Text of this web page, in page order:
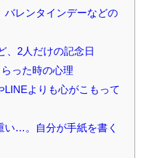
レンタインデーなどの
、2人だけの記念日
った時の心理
よりも心がこもって
…。自分が手紙を書く